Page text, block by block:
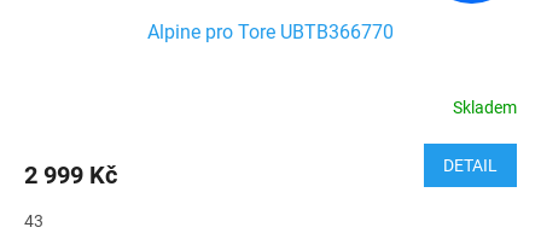
Alpine pro Tore UBTB366770
Skladem
2 999 Kč DETAIL
43